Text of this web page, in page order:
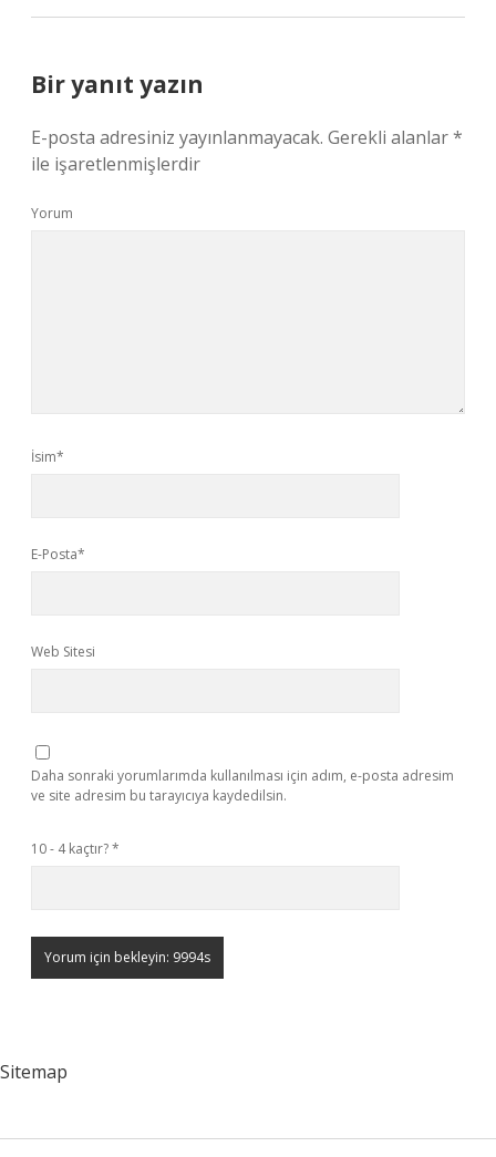
Bir yanıt yazın
E-posta adresiniz yayınlanmayacak. Gerekli alanlar*
ile işaretlenmişlerdir
Yorum
İsim*
E-Posta*
Web Sitesi
Daha sonraki yorumlarımda kullanılması için adım, e-posta adresim
ve site adresim bu tarayıcıya kaydedilsin.
10 - 4 kaçtır?*
Sitemap